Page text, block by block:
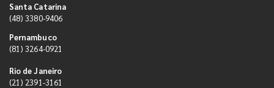
Santa Catarina
(48) 3380-9406
Pernambuco
(81) 3264-0921
Rio de Janeiro
(21) 2391-3161